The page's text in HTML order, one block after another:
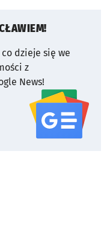
dzieje się we
z
News!
serwisu